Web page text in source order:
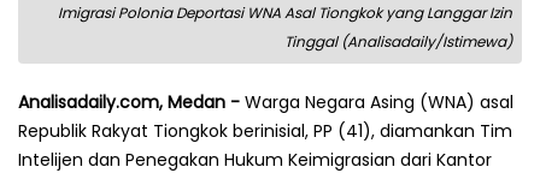
Imigrasi Polonia Deportasi WNA Asal Tiongkok yang Langgar Izin
Tinggal (Analisadaily/Istimewa)
Analisadaily.com, Medan - Warga Negara Asing (WNA) asal
Republik Rakyat Tiongkok berinisial, PP (41), diamankan Tim
Intelijen dan Penegakan Hukum Keimigrasian dari Kantor